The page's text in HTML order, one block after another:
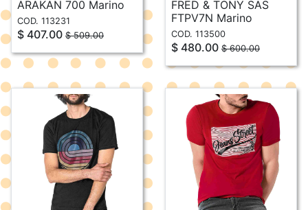
ARAKAN 700 Marino
COD. 113231
$ 407.00 $ 509.00
FRED & TONY SAS
FTPV7N Marino
COD. 113500
$ 480.00 $ 600.00